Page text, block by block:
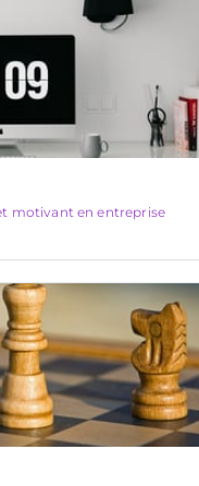
motivant en entreprise